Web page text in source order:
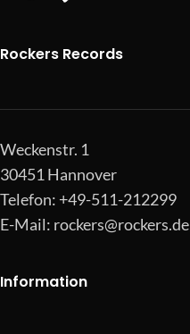
Rockers Records
Weckenstr. 1
30451 Hannover
Telefon: +49-511-212299
E-Mail: rockers@rockers.de
Information